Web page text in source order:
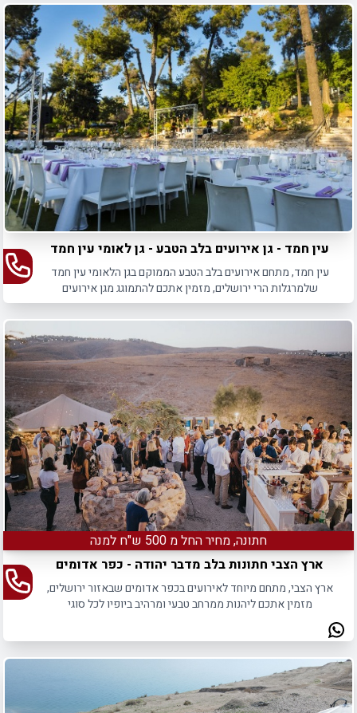
עין חמד - גן אירועים בלב הטבע - גן לאומי עין חמד
עין חמד, מתחם אירועים בלב הטבע הממוקם בגן הלאומי עין חמד
שלמרגלות הרי ירושלים, מזמין אתכם להתמוגג מגן אירועים
פסטורלי במלוא מובן המילה המותאם לכל סוגי האירועים.
חתונה, מחיר החל מ 500 ש"ח למנה
ארץ הצבי חתונות בלב מדבר יהודה - כפר אדומים
ארץ הצבי, מתחם מיוחד לאירועים בכפר אדומים שבאזור ירושלים,
מזמין אתכם ליהנות ממרחב טבעי ומרהיב ביופיו לכל סוגי